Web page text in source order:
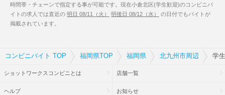
時間帯・チェーンで指定する事が可能です。現在小倉北区(学生歓迎)のコンビニバ
イトの求人では直近の 明日 08/11（火） 明後日 08/12（水）
の日付でもバイトが
掲載されています。
コンビニバイト TOP 福岡県TOP 福岡県 北九州市周辺 学
ショットワークスコンビニとは 店舗一覧
ヘルプ お知らせ